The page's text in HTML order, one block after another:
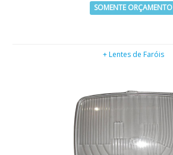
SOMENTE ORÇAMENTO
+ Lentes de Faróis